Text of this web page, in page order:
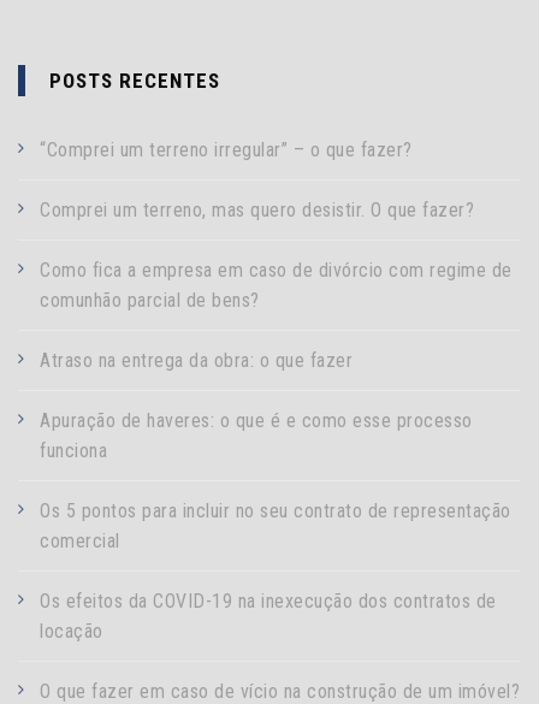
POSTS RECENTES
“Comprei um terreno irregular” – o que fazer?
Comprei um terreno, mas quero desistir. O que fazer?
Como fica a empresa em caso de divórcio com regime de
comunhão parcial de bens?
Atraso na entrega da obra: o que fazer
Apuração de haveres: o que é e como esse processo
funciona
Os 5 pontos para incluir no seu contrato de representação
comercial
Os efeitos da COVID-19 na inexecução dos contratos de
locação
O que fazer em caso de vício na construção de um imóvel?